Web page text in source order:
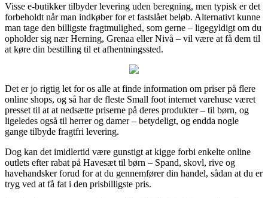
Visse e-butikker tilbyder levering uden beregning, men typisk er det
forbeholdt når man indkøber for et fastslået beløb. Alternativt kunne
man tage den billigste fragtmulighed, som gerne – ligegyldigt om du
opholder sig nær Herning, Grenaa eller Nivå – vil være at få dem til
at køre din bestilling til et afhentningssted.
Det er jo rigtig let for os alle at finde information om priser på flere
online shops, og så har de fleste Small foot internet varehuse været
presset til at at nedsætte priserne på deres produkter – til børn, og
ligeledes også til herrer og damer – betydeligt, og endda nogle
gange tilbyde fragtfri levering.
Dog kan det imidlertid være gunstigt at kigge forbi enkelte online
outlets efter rabat på Havesæt til børn – Spand, skovl, rive og
havehandsker forud for at du gennemfører din handel, sådan at du er
tryg ved at få fat i den prisbilligste pris.